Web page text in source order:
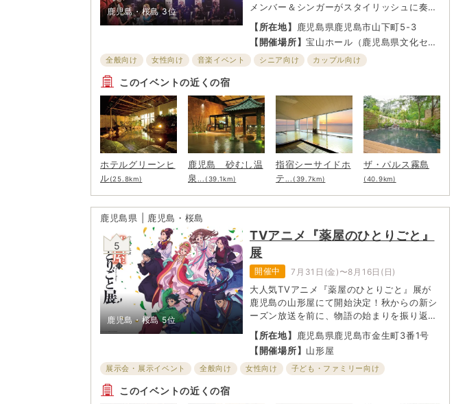
鹿児島・桜島 3位
メンバー＆シンガーがスタイリッシュに奏で
る。2019年の初演以来、数々の公演で完売
を重ねてきた「ディズニー・ワールド・ビー
ト」。今年の全国ツアーは、5周年を記念し
て、ファンの心に残る人気楽曲が盛りだくさ
熱い夏を届ける。
【所在地】
鹿児島県鹿児島市山下町5-3
【開催場所】宝山ホール（鹿児島県文化セン
ター）
全般向け 女性向け 音楽イベント シニア向け
カップル向け
子ども・ファミリー向け
このイベントの近くの宿
ホテルグリーンヒ
ル(25.8km)
鹿児島 砂むし温
泉
...(39.1km)
指宿シーサイドホ
テ
...(39.7km)
ザ・パルス霧島
(40.9km)
鹿児島県 | 鹿児島・桜島
5
鹿児島・桜島 5位
TVアニメ『薬屋のひとりごと』
展
開催中 7月31日(金)〜8月16日(日)
大人気TVアニメ『薬屋のひとりごと』展が
鹿児島の山形屋にて開始決定！秋からの新シ
ーズン放送を前に、物語の始まりを振り返る
展覧会が南九州初開催！
【所在地】
鹿児島県鹿児島市金生町3番1号
【開催場所】 山形屋
展示会・展示イベント 全般向け 女性向け
子ども・ファミリー向け
カップル向け
このイベントの近くの宿